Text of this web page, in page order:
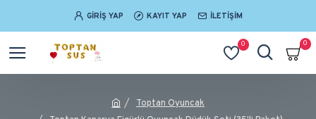
GIRIŞ YAP KAYIT YAP İLETIŞIM
0 0
Toptan Oyuncak